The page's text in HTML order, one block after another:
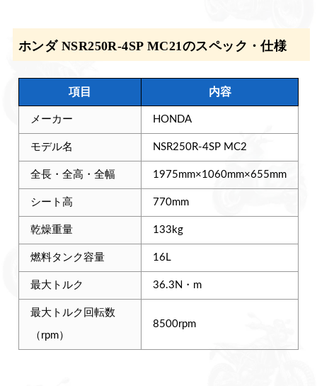
ホンダ NSR250R-4SP MC21のスペック・仕様
項目 内容
メーカー HONDA
モデル名 NSR250R-4SP MC2
全長・全高・全幅 1975mm×1060mm×655mm
シート高 770mm
乾燥重量 133kg
燃料タンク容量 16L
最大トルク 36.3N・m
最大トルク回転数
（rpm）
8500rpm